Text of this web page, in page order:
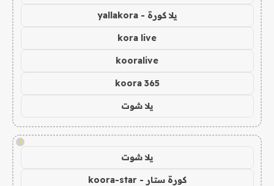
يلا كورة - yallakora
kora live
kooralive
koora 365
يلا شوت
!
يلا شوت
كورة ستار - koora-star